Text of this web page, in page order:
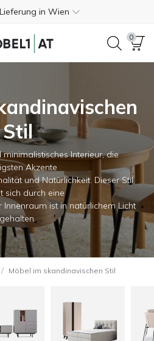
in Wien
bei Lieferung
022252
4.7
in Wien
bei Lieferung
Rückgabe
022252
4.7
0
Stil
minimalistisches Interieur, die
Akzente
und Natürlichkeit. Dieser Stil
sich durch eine
ist in natürlichem Licht
gehalten.
/ Möbel im skandinavischen Stil